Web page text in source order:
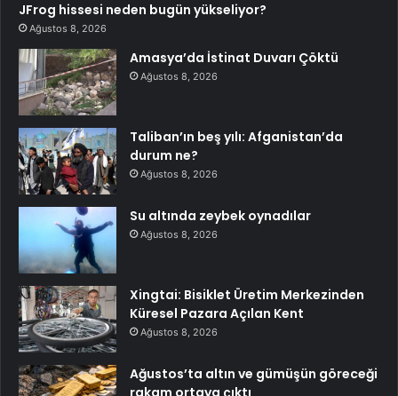
JFrog hissesi neden bugün yükseliyor?
Ağustos 8, 2026
Amasya’da İstinat Duvarı Çöktü
Ağustos 8, 2026
Taliban’ın beş yılı: Afganistan’da
durum ne?
Ağustos 8, 2026
Su altında zeybek oynadılar
Ağustos 8, 2026
Xingtai: Bisiklet Üretim Merkezinden
Küresel Pazara Açılan Kent
Ağustos 8, 2026
Ağustos’ta altın ve gümüşün göreceği